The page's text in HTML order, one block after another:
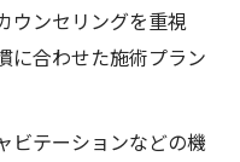
バの効果を検証
な施術選びのコツ
る個別アプローチ
テ活用ポイント
ウンセリングを重視
に合わせた施術プラン
ビテーションなどの機